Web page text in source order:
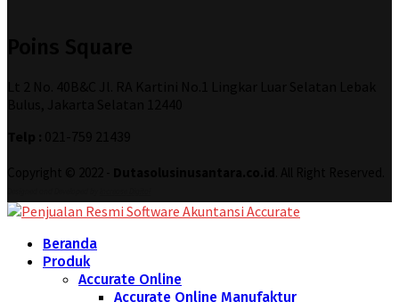
Beranda
Produk
Accurate Online
Accurate Online Manufaktur